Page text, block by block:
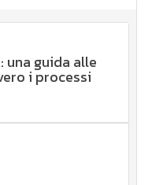
una guida alle
i processi